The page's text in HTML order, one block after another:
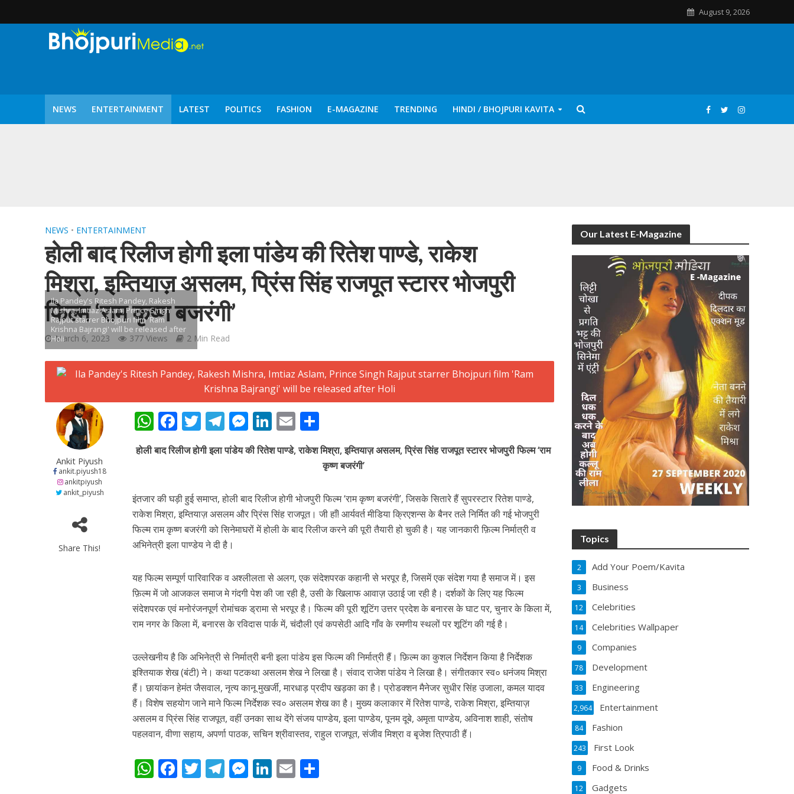
August 9, 2026
NEWS ENTERTAINMENT LATEST POLITICS FASHION E-MAGAZINE TRENDING HINDI / BHOJPURI KAVITA
वर्ल्डवाइड रिकॉर्ड्स भोजपुरी का नया धमाकेदार गाना जल्द, दुबई की खूबसूरत लोकेशन्स पर हो रही है शूटिंग
पवन सिंह का बॉलीवुड में महाधमाका, ‘सिर्फ आपके’ की शूटिंग लखनऊ और भोपाल में हुई पूरी”
NEWS • ENTERTAINMENT
होली बाद रिलीज होगी इला पांडेय की रितेश पाण्डे, राकेश
मिश्रा, इम्तियाज़ असलम, प्रिंस सिंह राजपूत स्टारर भोजपुरी
फिल्म ‘राम कृष्ण बजरंगी’
March 6, 2023 377 Views 2 Min Read
Ila Pandey's Ritesh Pandey, Rakesh
Mishra, Imtiaz Aslam, Prince Singh
Rajput starrer Bhojpuri film 'Ram
Krishna Bajrangi' will be released after
Holi
Ankit Piyush
ankit.piyush18
ankitpiyush
ankit_piyush
Share This!
W
at
A
p
p
F
ac
e
o
o
k
T
w
itt
T
el
e
a
m
M
e
ss
n
g
er
Li
k
dI
n
E
m
ai
h
ar
e
होली बाद रिलीज होगी इला पांडेय की रितेश पाण्डे, राकेश मिश्रा, इम्तियाज़ असलम, प्रिंस सिंह राजपूत स्टारर भोजपुरी फिल्म ‘राम
कृष्ण बजरंगी’
इंतजार की घड़ी हुई समाप्त, होली बाद रिलीज होगी भोजपुरी फिल्म ‘राम कृष्ण बजरंगी’, जिसके सितारे हैं सुपरस्टार रितेश पाण्डे,
राकेश मिश्रा, इम्तियाज़ असलम और प्रिंस सिंह राजपूत। जी हाँ! आर्यवर्त मीडिया क्रिएशन्स के बैनर तले निर्मित की गई भोजपुरी
फिल्म राम कृष्ण बजरंगी को सिनेमाघरों में होली के बाद रिलीज करने की पूरी तैयारी हो चुकी है। यह जानकारी फ़िल्म निर्मात्री व
अभिनेत्री इला पाण्डेय ने दी है।
यह फिल्म सम्पूर्ण पारिवारिक व अश्लीलता से अलग, एक संदेशपरक कहानी से भरपूर है, जिसमें एक संदेश गया है समाज में। इस
फ़िल्म में जो आजकल समाज मे गंदगी पेश की जा रही है, उसी के खिलाफ आवाज़ उठाई जा रही है। दर्शकों के लिए यह फिल्म
संदेशपरक एवं मनोरंजनपूर्ण रोमांचक ड्रामा से भरपूर है। फिल्म की पूरी शूटिंग उत्तर प्रदेश के बनारस के घाट पर, चुनार के किला में,
राम नगर के किला में, बनारस के रविदास पार्क में, चंदौली एवं कपसेठी आदि गाँव के रमणीय स्थलों पर शूटिंग की गई है।
उल्लेखनीय है कि अभिनेत्री से निर्मात्री बनी इला पांडेय इस फिल्म की निर्मात्री हैं। फ़िल्म का कुशल निर्देशन किया है निर्देशक
इश्तियाक शेख (बंटी) ने। कथा पटकथा असलम शेख ने लिखा है। संवाद राजेश पांडेय ने लिखा है। संगीतकार स्व० धनंजय मिश्रा
हैं। छायांकन हेमंत जैसवाल, नृत्य कानू मुखर्जी, मारधाड़ प्रदीप खड़का का है। प्रोडक्शन मैनेजर सुधीर सिंह उजाला, कमल यादव
हैं। विशेष सहयोग जाने माने फिल्म निर्देशक स्व० असलम शेख का है। मुख्य कलाकार में रितेश पाण्डे, राकेश मिश्रा, इम्तियाज़
असलम व प्रिंस सिंह राजपूत, वहीं उनका साथ देंगे संजय पाण्डेय, इला पाण्डेय, पूनम दूबे, अमृता पाण्डेय, अविनाश शाही, संतोष
पहलवान, वीणा सहाय, अपर्णा पाठक, सचिन श्रीवास्तव, राहुल राजपूत, संजीव मिश्रा व बृजेश त्रिपाठी हैं।
W F T T M Li E
Our Latest E-Magazine
Topics
Add Your Poem/Kavita
2
Business
3
Celebrities
12
Celebrities Wallpaper
14
Companies
9
Development
78
Engineering
33
Entertainment
2,964
Fashion
84
First Look
243
Food & Drinks
9
Gadgets
12